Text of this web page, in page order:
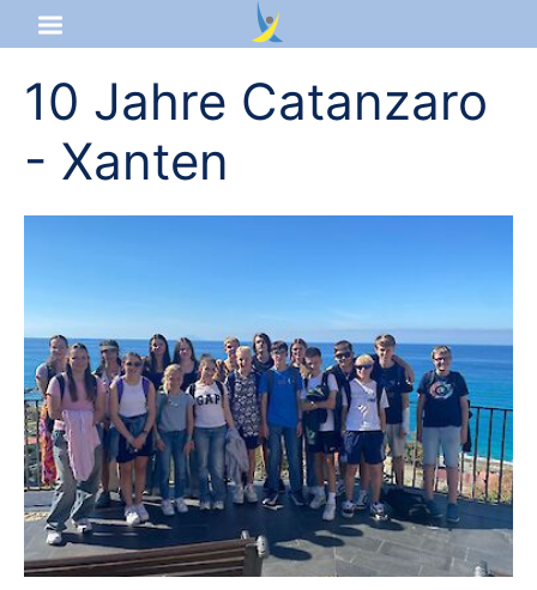
Startseite
Aktuelles
Das sind wir
Lernangebot
Service & Infos
10 Jahre Catanzaro
- Xanten